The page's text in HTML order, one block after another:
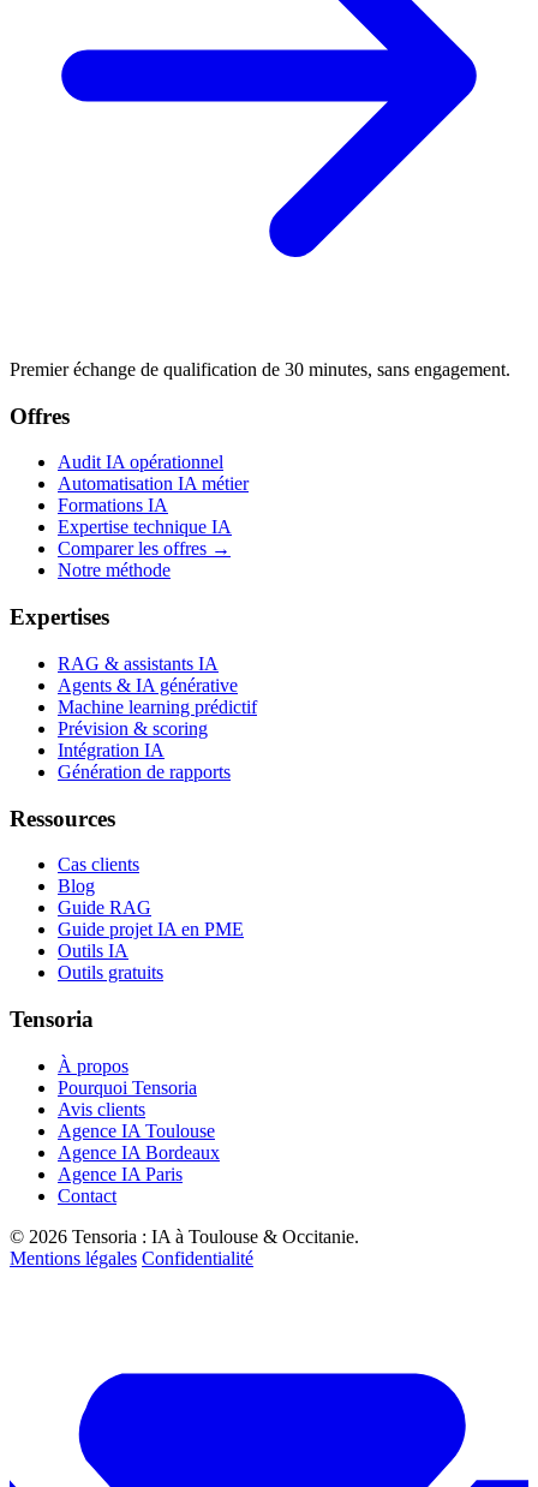
Premier échange de qualification de 30 minutes, sans engagement.
Offres
Audit IA opérationnel
Automatisation IA métier
Formations IA
Expertise technique IA
Comparer les offres →
Notre méthode
Expertises
RAG & assistants IA
Agents & IA générative
Machine learning prédictif
Prévision & scoring
Intégration IA
Génération de rapports
Ressources
Cas clients
Blog
Guide RAG
Guide projet IA en PME
Outils IA
Outils gratuits
Tensoria
À propos
Pourquoi Tensoria
Avis clients
Agence IA Toulouse
Agence IA Bordeaux
Agence IA Paris
Contact
© 2026 Tensoria : IA à Toulouse & Occitanie.
Mentions légales Confidentialité